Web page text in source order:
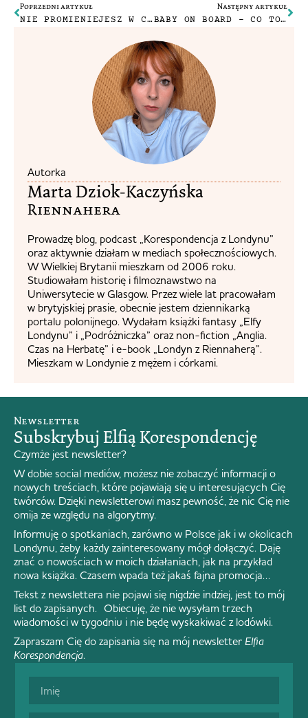
Poprzedni artykuł
NIE PROMIENIEJESZ W CIĄŻY? SPOKO, JA TEŻ NIE.
Następny artykuł
BABY ON BOARD – CO TO ZA ZNACZEK I CZY DZIAŁA?
Autorka
Marta Dziok-Kaczyńska
Riennahera​
Prowadzę blog, podcast „Korespondencja z Londynu”
oraz aktywnie działam w mediach społecznościowych.
W Wielkiej Brytanii mieszkam od 2006 roku.
Studiowałam historię i filmoznawstwo na
Uniwersytecie w Glasgow. Przez wiele lat pracowałam
w brytyjskiej prasie, obecnie jestem dziennikarką
portalu polonijnego. Wydałam książki fantasy „Elfy
Londynu” i „Podróżniczka” oraz non-fiction „Anglia.
Czas na Herbatę” i e-book „Londyn z Riennaherą”.
Mieszkam w Londynie z mężem i córkami.
Newsletter
Subskrybuj Elfią Korespondencję
Czymże jest newsletter?
W dobie social mediów, możesz nie zobaczyć informacji o
nowych treściach, które pojawiają się u interesujących Cię
twórców. Dzięki newsletterowi masz pewność, że nic Cię nie
omija ze względu na algorytmy.
Informuję o spotkaniach, zarówno w Polsce jak i w okolicach
Londynu, żeby każdy zainteresowany mógł dołączyć. Daję
znać o nowościach w moich działaniach, jak na przykład
nowa książka. Czasem wpada też jakaś fajna promocja…
Tekst z newslettera nie pojawi się nigdzie indziej, jest to mój
list do zapisanych. Obiecuję, że nie wysyłam trzech
wiadomości w tygodniu i nie będę wyskakiwać z lodówki.
Zapraszam Cię do zapisania się na mój newsletter Elfia
Korespondencja.